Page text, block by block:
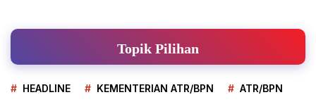
Topik Pilihan
HEADLINE KEMENTERIAN ATR/BPN ATR/BPN